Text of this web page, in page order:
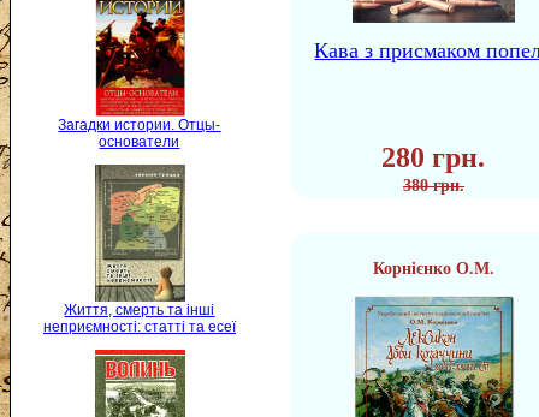
Загадки истории. Отцы-
основатели
Життя, смерть та інші
неприємності: статті та есеї
Кава з присмаком
280 грн.
380 грн.
Корнієнко О.М.